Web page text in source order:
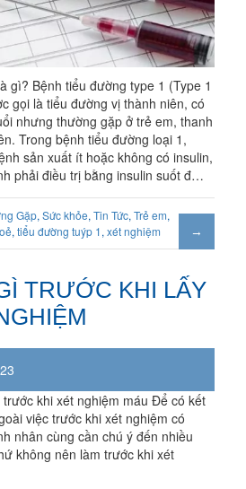
gì? Bệnh tiểu đường type 1 (Type 1
gọi là tiểu đường vị thành niên, có
nhưng thường gặp ở trẻ em, thanh
Trong bệnh tiểu đường loại 1,
sản xuất ít hoặc không có insulin,
phải điều trị bằng insulin suốt đ…
Gặp,Sức khỏe,Tin Tức,Trẻ em,
,tiểu đường tuýp 1,xét nghiệm
TRƯỚC KHI LẤY
khi xét nghiệm máu Để có kết
việc trước khi xét nghiệm có
nhân cùng cần chú ý đến nhiều
không nên làm trước khi xét